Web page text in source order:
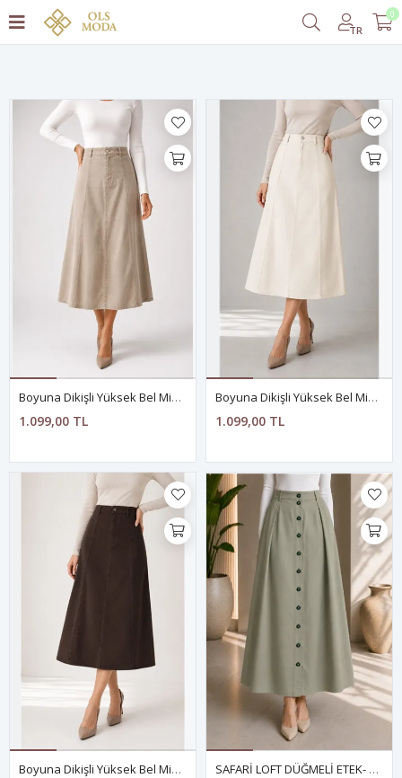
TR
0
Filtrele
Boyuna Dikişli Yüksek Bel Midi Etek- VİZON
1.099,00 TL
Boyuna Dikişli Yüksek Bel Midi Etek- KIRIK BEYAZ
1.099,00 TL
Boyuna Dikişli Yüksek Bel Midi Etek- KAHVERENGİ SAFARİ LOFT DÜĞMELİ ETEK- YEŞİL